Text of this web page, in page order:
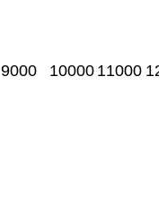
9000 10000 11000